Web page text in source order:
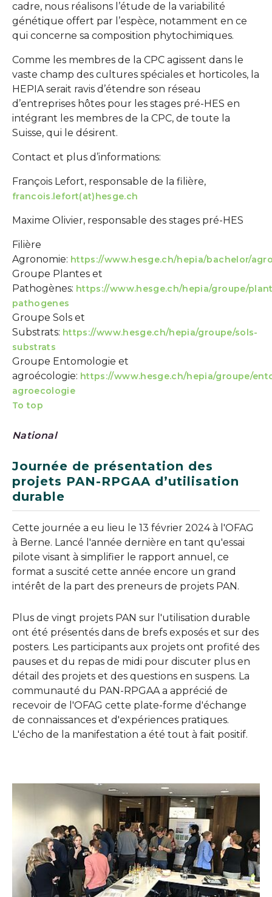
cadre, nous réalisons l’étude de la variabilité
génétique offert par l’espèce, notamment en ce
qui concerne sa composition phytochimiques.
Comme les membres de la CPC agissent dans le
vaste champ des cultures spéciales et horticoles, la
HEPIA serait ravis d’étendre son réseau
d’entreprises hôtes pour les stages pré-HES en
intégrant les membres de la CPC, de toute la
Suisse, qui le désirent.
Contact et plus d’informations:
François Lefort, responsable de la filière,
francois.lefort(at)hesge.ch
Maxime Olivier, responsable des stages pré-HES
Filière
Agronomie: https://www.hesge.ch/hepia/bachelor/
Groupe Plantes et
Pathogènes: https://www.hesge.ch/hepia/groupe/
pathogenes
Groupe Sols et
Substrats: https://www.hesge.ch/hepia/groupe/sols-
substrats
Groupe Entomologie et
agroécologie: https://www.hesge.ch/hepia/groupe/
agroecologie
To top
National
Journée de présentation des
projets PAN-RPGAA d’utilisation
durable
Cette journée a eu lieu le 13 février 2024 à l'OFAG
à Berne. Lancé l'année dernière en tant qu'essai
pilote visant à simplifier le rapport annuel, ce
format a suscité cette année encore un grand
intérêt de la part des preneurs de projets PAN.
Plus de vingt projets PAN sur l'utilisation durable
ont été présentés dans de brefs exposés et sur des
posters. Les participants aux projets ont profité des
pauses et du repas de midi pour discuter plus en
détail des projets et des questions en suspens. La
communauté du PAN-RPGAA a apprécié de
recevoir de l'OFAG cette plate-forme d'échange
de connaissances et d'expériences pratiques.
L'écho de la manifestation a été tout à fait positif.